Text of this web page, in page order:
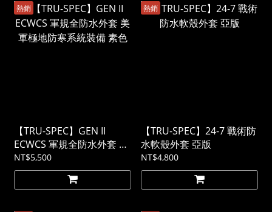
熱銷
【TRU-SPEC】GEN II
ECWCS 軍規全防水外套 美
軍極地防寒系統裝備 素色
NT$5,500
熱銷
【TRU-SPEC】24-7 戰術防
水軟殼外套 亞版
NT$4,800